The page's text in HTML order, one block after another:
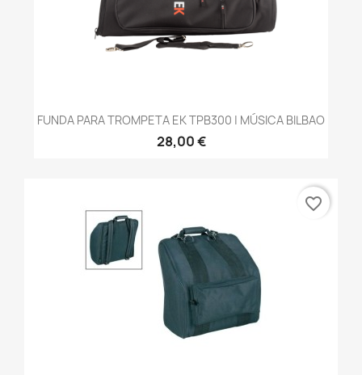
FUNDA PARA TROMPETA EK TPB300 | MÚSICA BILBAO
28,00 €
favorite_border